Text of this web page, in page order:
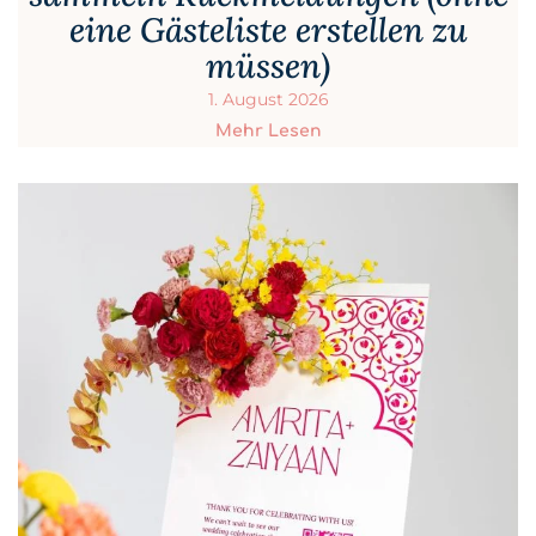
eine Gästeliste erstellen zu
müssen)
1. August 2026
Mehr Lesen